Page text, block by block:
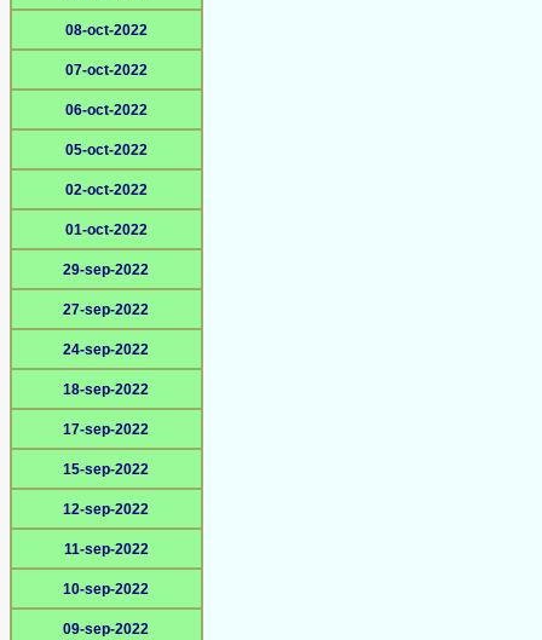
08-oct-2022
07-oct-2022
06-oct-2022
05-oct-2022
02-oct-2022
01-oct-2022
29-sep-2022
27-sep-2022
24-sep-2022
18-sep-2022
17-sep-2022
15-sep-2022
12-sep-2022
11-sep-2022
10-sep-2022
09-sep-2022